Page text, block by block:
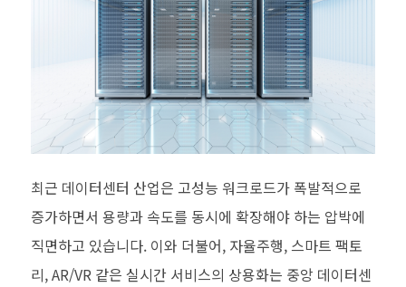
최근 데이터센터 산업은 고성능 워크로드가 폭발적으로
증가하면서 용량과 속도를 동시에 확장해야 하는 압박에
직면하고 있습니다. 이와 더불어, 자율주행, 스마트 팩토
리, AR/VR 같은 실시간 서비스의 상용화는 중앙 데이터센